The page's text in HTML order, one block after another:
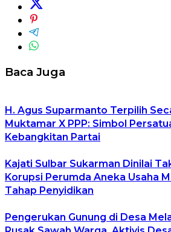
Baca Juga
H. Agus Suparmanto Terpilih
Muktamar X PPP: Simbol
Kebangkitan Partai
Kajati Sulbar Sukarman Dinilai
Korupsi Perumda Aneka Usaha
Tahap Penyidikan
Pengerukan Gunung di Desa